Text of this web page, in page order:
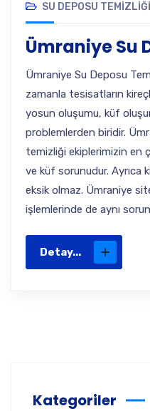
SU DEPOSU TEMIZLIĞI
Ümraniye Su
Ümraniye Su Deposu
zamanla tesisatların
yosun oluşumu, küf
problemlerden biridir.
temizliği ekiplerimizin en
ve küf sorunudur. Ayrıca
eksik olmaz. Ümraniye
işlemlerinde de aynı
Detay...
Kategoriler